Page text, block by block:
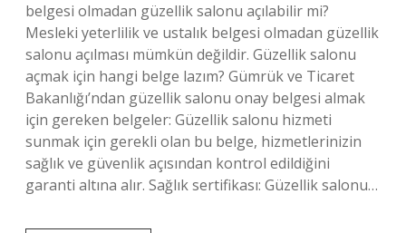
belgesi olmadan güzellik salonu açılabilir mi?
Mesleki yeterlilik ve ustalık belgesi olmadan güzellik
salonu açılması mümkün değildir. Güzellik salonu
açmak için hangi belge lazım? Gümrük ve Ticaret
Bakanlığı’ndan güzellik salonu onay belgesi almak
için gereken belgeler: Güzellik salonu hizmeti
sunmak için gerekli olan bu belge, hizmetlerinizin
sağlık ve güvenlik açısından kontrol edildiğini
garanti altına alır. Sağlık sertifikası: Güzellik salonu…